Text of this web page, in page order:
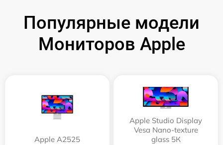
Популярные модели
Мониторов Apple
Apple А2525
Apple Studio Display
Vesa Nano-texture
glass 5К